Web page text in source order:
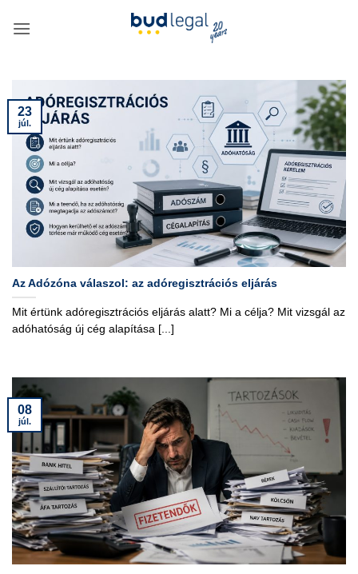
Az Adózóna válaszol: az adóregisztrációs eljárás
Mit értünk adóregisztrációs eljárás alatt? Mi a célja? Mit vizsgál az
adóhatóság új cég alapítása [...]
23
júl.
08
júl.